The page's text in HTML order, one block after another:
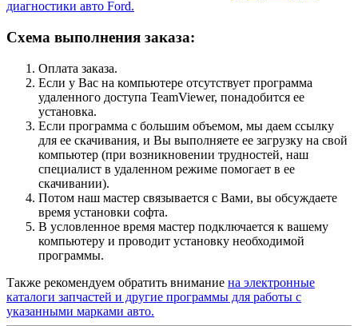
диагностики авто Ford.
Схема выполнения заказа:
Оплата заказа.
Если у Вас на компьютере отсутствует программа
удаленного доступа TeamViewer, понадобится ее
установка.
Если программа с большим объемом, мы даем ссылку
для ее скачивания, и Вы выполняете ее загрузку на свой
компьютер (при возникновении трудностей, наш
специалист в удаленном режиме помогает в ее
скачивании).
Потом наш мастер связывается с Вами, вы обсуждаете
время установки софта.
В условленное время мастер подключается к вашему
компьютеру и проводит установку необходимой
программы.
Также рекомендуем обратить внимание на электронные
каталоги запчастей и другие программы для работы с
указанными марками авто.